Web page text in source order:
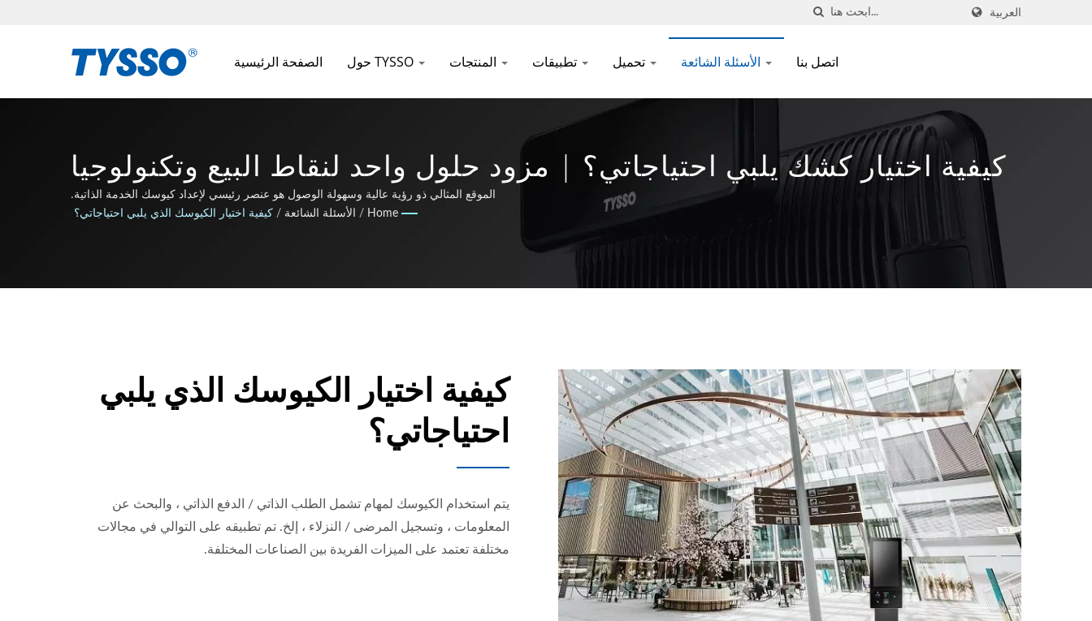
العربية
الصفحة الرئيسية حول TYSSO اتصل بنا
كيفية اختيار كشك يلبي احتياجاتي؟ | مزود حلول واحد لنقاط البيع وتكنولوجيا
التعرف التلقائي | FAMETECH INC.
الموقع المثالي ذو رؤية عالية وسهولة الوصول هو عنصر رئيسي لإعداد كيوسك الخدمة الذاتية.
Home
/ الأسئلة الشائعة / كيفية اختيار الكيوسك الذي يلبي احتياجاتي؟
كيفية اختيار الكيوسك الذي يلبي
احتياجاتي؟
يتم استخدام الكيوسك لمهام تشمل الطلب الذاتي / الدفع الذاتي ، والبحث عن
المعلومات ، وتسجيل المرضى / النزلاء ، إلخ. تم تطبيقه على التوالي في مجالات
مختلفة تعتمد على الميزات الفريدة بين الصناعات المختلفة.